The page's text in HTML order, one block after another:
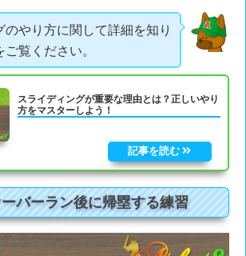
のやり方に関して詳細を知り
覧ください。
スライディングが重要な理由とは？正しいやり
方をマスターしよう！
バーラン後に帰塁する練習